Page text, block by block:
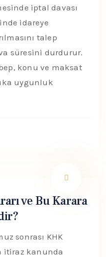
iptal davası
idareye
talep
süresini durdurur.
konu ve maksat
uygunluk
ve Bu Karara
sonrası KHK
itiraz kanunda